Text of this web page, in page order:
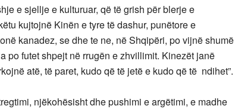
e sjellje e kulturuar, që të grish për blerje e
kujtojnë Kinën e tyre të dashur, punëtore e
kanadez, se dhe te ne, në Shqipëri, po vijnë shumë
po futet shpejt në rrugën e zhvillimit. Kinezët janë
atë, të paret, kudo që të jetë e kudo që të ndihet”.
njëkohësisht dhe pushimi e argëtimi, e madhe